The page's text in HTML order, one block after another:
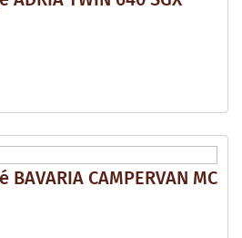
CAMPERVAN MC